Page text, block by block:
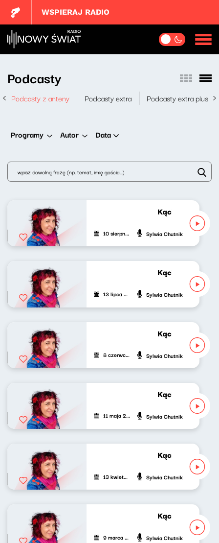
WSPIERAJ RADIO
Podcasty
Podcasty z anteny Podcasty extra Podcasty extra plus
Programy Autor Data
Kącik różowej
10 sierpnia 2025 Sylwia Chutnik
Kącik różowej
13 lipca 2025 Sylwia Chutnik
Kącik różowej
8 czerwca 2025 Sylwia Chutnik
Kącik różowej
11 maja 2025 Sylwia Chutnik
Kącik różowej
13 kwietnia 2025 Sylwia Chutnik
Kącik różowej
9 marca 2025 Sylwia Chutnik